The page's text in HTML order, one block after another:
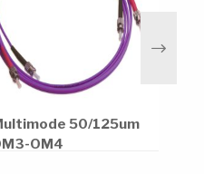
50/125um
OM4
Next